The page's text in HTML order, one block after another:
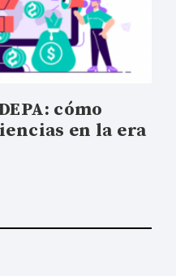
cómo
en la era